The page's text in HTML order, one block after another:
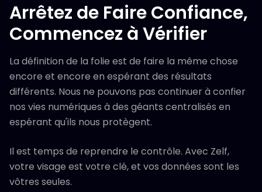
Arrêtez de Faire Confiance,
Commencez à Vérifier
La définition de la folie est de faire la même chose
encore et encore en espérant des résultats
différents. Nous ne pouvons pas continuer à confier
nos vies numériques à des géants centralisés en
espérant qu'ils nous protègent.
Il est temps de reprendre le contrôle. Avec Zelf,
votre visage est votre clé, et vos données sont les
vôtres seules.